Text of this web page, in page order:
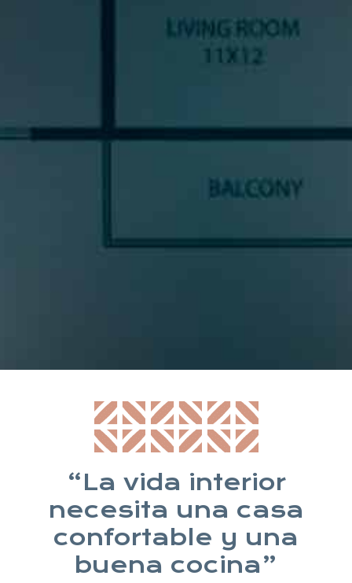
NEWSLETTER
“La vida interior
necesita una casa
confortable y una
buena cocina”